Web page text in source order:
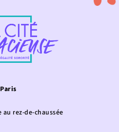
rez-de-chaussée